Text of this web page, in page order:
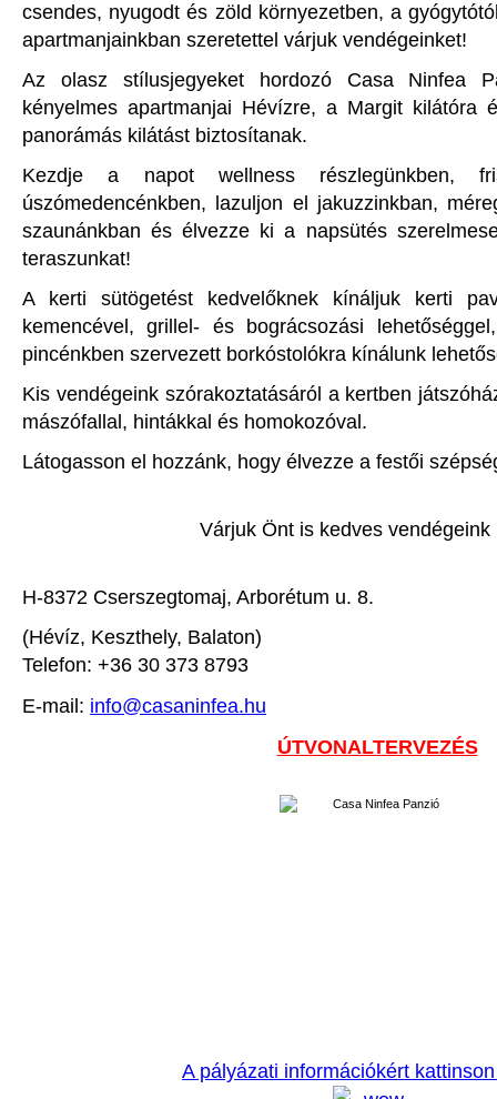
csendes, nyugodt és zöld környezetben, a
apartmanjainkban szeretettel várjuk vendégeinket!
Az olasz stílusjegyeket hordozó Casa Ninfea
kényelmes apartmanjai Hévízre, a Margit kilátóra
panorámás kilátást biztosítanak.
Kezdje a napot wellness részlegünkben,
úszómedencénkben, lazuljon el jakuzzinkban,
szaunánkban és élvezze ki a napsütés
teraszunkat!
A kerti sütögetést kedvelőknek kínáljuk kerti
kemencével, grillel- és bográcsozási
pincénkben szervezett borkóstolókra kínálunk
Kis vendégeink szórakoztatásáról a kertben
mászófallal, hintákkal és homokozóval.
Látogasson el hozzánk, hogy élvezze a festői
Várjuk Önt is kedves vendégeink
H-8372 Cserszegtomaj, Arborétum u. 8.
(Hévíz, Keszthely, Balaton)
Telefon: +36 30 373 8793
E-mail: info@casaninfea.hu
ÚTVONALTERVEZÉS
A pályázati információkért